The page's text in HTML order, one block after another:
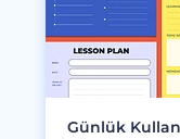
Günlük